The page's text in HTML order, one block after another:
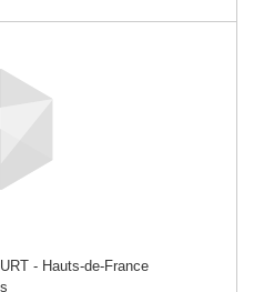
- Hauts-de-France